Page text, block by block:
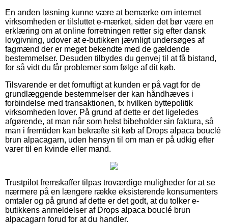
En anden løsning kunne være at bemærke om internet
virksomheden er tilsluttet e-mærket, siden det bør være en
erklæring om at online forretningen retter sig efter dansk
lovgivning, udover at e-butikken jævnligt undersøges af
fagmænd der er meget bekendte med de gældende
bestemmelser. Desuden tilbydes du genvej til at få bistand,
for så vidt du får problemer som følge af dit køb.
Tilsvarende er det fornuftigt at kunden er på vagt for de
grundlæggende bestemmelser der kan håndhæves i
forbindelse med transaktionen, fx hvilken byttepolitik
virksomheden lover. På grund af dette er det ligeledes
afgørende, at man når som helst bibeholder sin faktura, så
man i fremtiden kan bekræfte sit køb af Drops alpaca bouclé
brun alpacagarn, uden hensyn til om man er på udkig efter
varer til en kvinde eller mand.
Trustpilot fremskaffer tilpas troværdige muligheder for at se
nærmere på en længere række eksisterende konsumenters
omtaler og på grund af dette er det godt, at du tolker e-
butikkens anmeldelser af Drops alpaca bouclé brun
alpacagarn forud for at du handler.